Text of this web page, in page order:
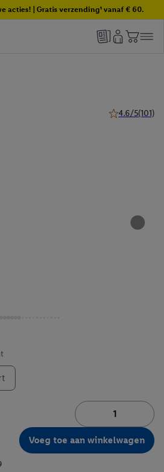
acties! | Gratis verzending¹ vanaf € 60.
4.6/5(101)
Voeg toe aan winkelwagen